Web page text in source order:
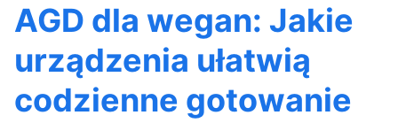
AGD dla wegan: Jakie
urządzenia ułatwią
codzienne gotowanie